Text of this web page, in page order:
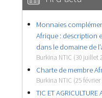
Monnaies
Afrique : description
dans le domaine de
Burkina NTIC (30 juillet
Charte de membre
Burkina NTIC (25 février
TIC ET